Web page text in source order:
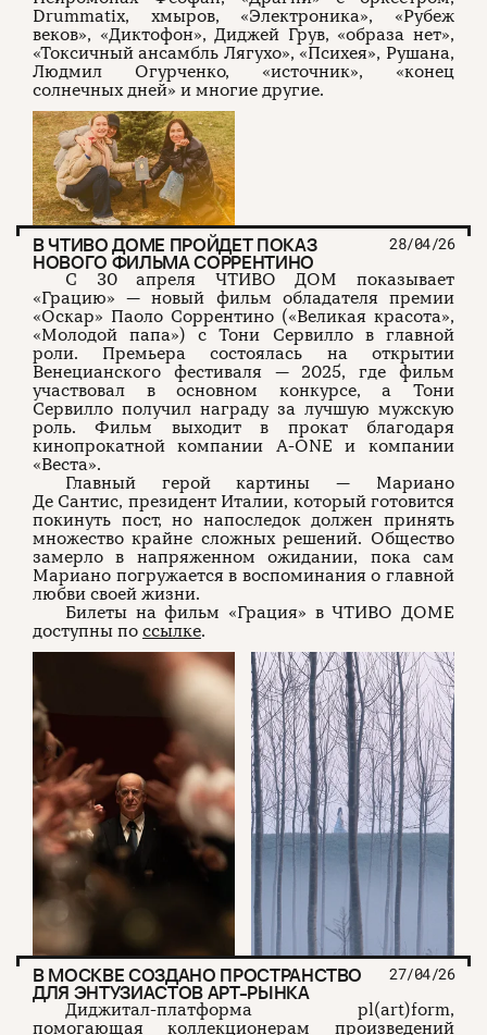
Drummatix, хмыров, «Электроника», «Рубеж
веков», «Диктофон», Диджей Грув, «образа нет»,
«Токсичный ансамбль Лягухо», «Психея», Рушана,
Людмил Огурченко, «источник», «конец
солнечных дней» и многие другие.
В ЧТИВО ДОМЕ ПРОЙДЕТ ПОКАЗ
НОВОГО ФИЛЬМА СОРРЕНТИНО
28/04/26
С 30 апреля ЧТИВО ДОМ показывает
«Грацию» — новый фильм обладателя премии
«Оскар» Паоло Соррентино («Великая красота»,
«Молодой папа») с Тони Сервилло в главной
роли. Премьера состоялась на открытии
Венецианского фестиваля — 2025, где фильм
участвовал в основном конкурсе, а Тони
Сервилло получил награду за лучшую мужскую
роль. Фильм выходит в прокат благодаря
кинопрокатной компании A-ONE и компании
«Веста».
Главный герой картины — Мариано
Де Сантис, президент Италии, который готовится
покинуть пост, но напоследок должен принять
множество крайне сложных решений. Общество
замерло в напряженном ожидании, пока сам
Мариано погружается в воспоминания о главной
любви своей жизни.
Билеты на фильм «Грация» в ЧТИВО ДОМЕ
доступны по ссылке.
В МОСКВЕ СОЗДАНО ПРОСТРАНСТВО
ДЛЯ ЭНТУЗИАСТОВ АРТ-РЫНКА
27/04/26
Диджитал-платформа pl(art)form,
помогающая коллекционерам произведений